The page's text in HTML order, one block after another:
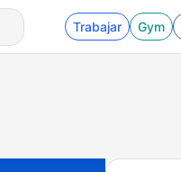
Trabajar Gym